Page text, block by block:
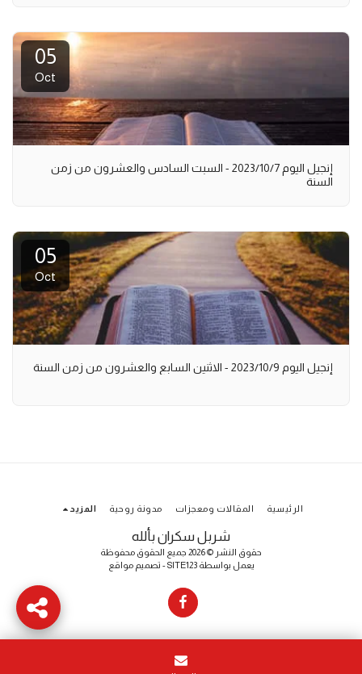
05
Oct
إنجيل اليوم 2023/10/7 - السبت السادس والعشرون من زمن
السنة
05
Oct
إنجيل اليوم 2023/10/9 - الاثنين السابع والعشرون من زمن السنة
شربل سكران بألله
حقوق النشر © 2026 جميع الحقوق محفوظة
يعمل بواسطةSITE123
- تصميم مواقع
الرئيسية المقالات ومعجزات مدونة روحية المزيد